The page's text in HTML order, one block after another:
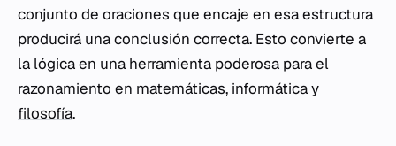
conjunto de oraciones que encaje en esa estructura
producirá una conclusión correcta. Esto convierte a
la lógica en una herramienta poderosa para el
razonamiento en matemáticas, informática y
filosofía.